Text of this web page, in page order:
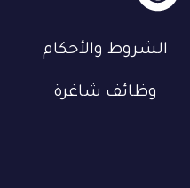
الشروط والأحكام
وظائف شاغرة